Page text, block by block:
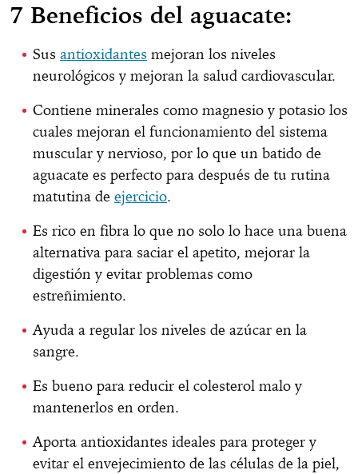
7 Beneficios del aguacate:
Sus antioxidantes mejoran los niveles
neurológicos y mejoran la salud cardiovascular.
Contiene minerales como magnesio y potasio los
cuales mejoran el funcionamiento del sistema
muscular y nervioso, por lo que un batido de
aguacate es perfecto para después de tu rutina
matutina de ejercicio.
Es rico en fibra lo que no solo lo hace una buena
alternativa para saciar el apetito, mejorar la
digestión y evitar problemas como
estreñimiento.
Ayuda a regular los niveles de azúcar en la
sangre.
Es bueno para reducir el colesterol malo y
mantenerlos en orden.
Aporta antioxidantes ideales para proteger y
evitar el envejecimiento de las células de la piel,